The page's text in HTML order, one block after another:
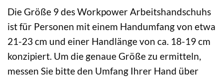
Die Größe 9 des Workpower Arbeitshandschuhs
ist für Personen mit einem Handumfang von etwa
21-23 cm und einer Handlänge von ca. 18-19 cm
konzipiert. Um die genaue Größe zu ermitteln,
messen Sie bitte den Umfang Ihrer Hand über